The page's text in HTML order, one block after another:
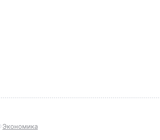
Экономика